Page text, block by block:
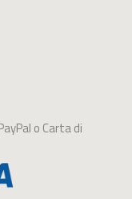
o Carta di